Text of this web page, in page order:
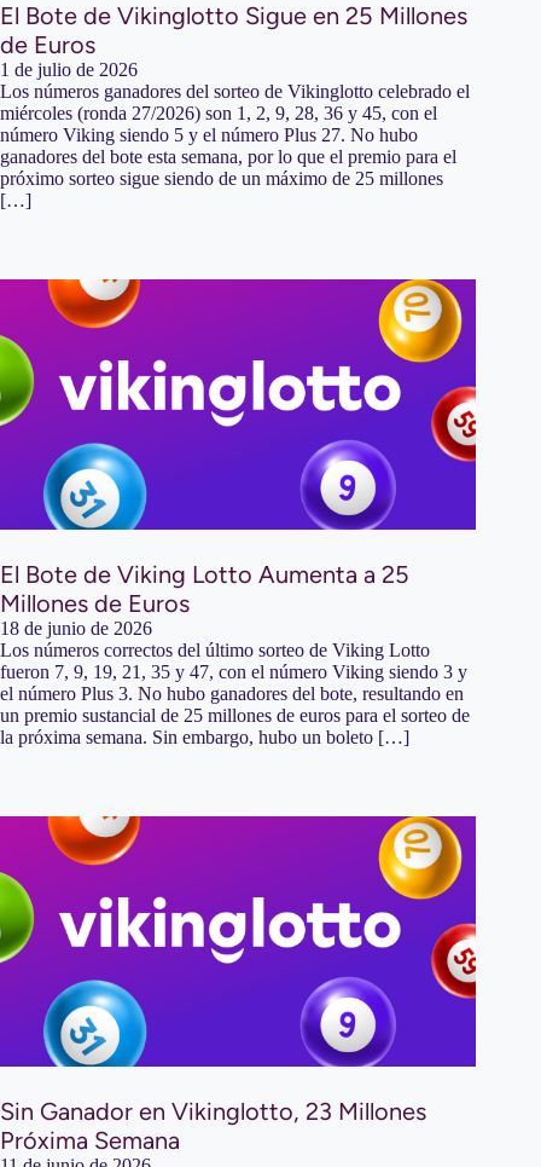
El Bote de Vikinglotto Sigue en 25 Millones
de Euros
1 de julio de 2026
Los números ganadores del sorteo de Vikinglotto celebrado el
miércoles (ronda 27/2026) son 1, 2, 9, 28, 36 y 45, con el
número Viking siendo 5 y el número Plus 27. No hubo
ganadores del bote esta semana, por lo que el premio para el
próximo sorteo sigue siendo de un máximo de 25 millones
[…]
El Bote de Viking Lotto Aumenta a 25
Millones de Euros
18 de junio de 2026
Los números correctos del último sorteo de Viking Lotto
fueron 7, 9, 19, 21, 35 y 47, con el número Viking siendo 3 y
el número Plus 3. No hubo ganadores del bote, resultando en
un premio sustancial de 25 millones de euros para el sorteo de
la próxima semana. Sin embargo, hubo un boleto […]
Sin Ganador en Vikinglotto, 23 Millones
Próxima Semana